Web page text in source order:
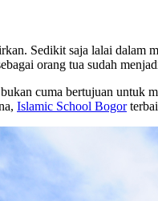
Sedikit saja lalai dalam
orang tua sudah
cuma bertujuan untuk
Islamic School Bogor